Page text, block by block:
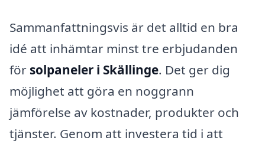
Sammanfattningsvis är det alltid en bra
idé att inhämtar minst tre erbjudanden
för solpaneler i Skällinge. Det ger dig
möjlighet att göra en noggrann
jämförelse av kostnader, produkter och
tjänster. Genom att investera tid i att